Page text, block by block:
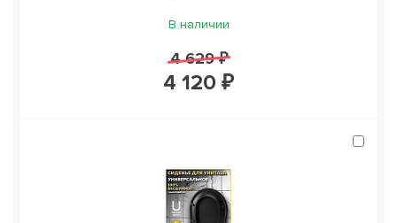
В наличии
4 629 ₽
4 120 ₽